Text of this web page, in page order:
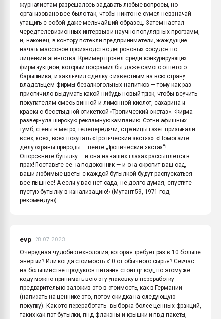
журналистам разрешалось задавать любые вопросы, но
организовано все было так, чтобы никто не сумел невзначай
утащить с собой даже мельчайший образец. Затем настал
черед телевизионных интервью и научно-популярных программ,
и, наконец, в контору потекли предприниматели, жаждущие
начать массовое производство дегроновых сосудов по
лицензии агентства. Креймер провел среди конкурирующих
фирм аукцион, который посрамил бы даже самого отпетого
барышника, и заключил сделку с известным на всю страну
владельцем фирмы безалкогольных напитков — тому как раз
приспичило выдумать какой-нибудь новый трюк, чтобы всучить
покупателям смесь винной и лимонной кислот, сахарина и
краски с бесстыдной этикеткой «Тропический экстаз». Фирма
развернула широкую рекламную кампанию. Сотни афишных
тумб, стены в метро, телепередачи, страницы газет призывали
всех, всех, всех покупать «Тропический экстаз». «Помогайте
делу охраны природы — пейте „Тропический экстаз“!
Опорожните бутылку — и она на ваших глазах рассыплется в
прах! Поставьте ее на подоконник — и она окропит ваш сад,
ваши любимые цветы с каждой бутылкой будут распускаться
все пышнее! А если у вас нет сада, не долго думая, спустите
пустую бутылку в канализацию!» (Мутант-59, 1971 год,
рекомендую)
evp
28.07.2023
Очередная чудобиотехнология, которая требует раз в 10 больше
энергии? Или когда стоимость х10 от обычного сырья? Сейчас
на большинстве продуктов питания стоит qr код, по этому же
коду можно принимать всю эту упаковку в переработку
предварительно заложив это в стоимость, как в Германии
(написать на ценнике это, потом скидка на следующую
покупку). Как это переработать - выборка более ценных фракций,
таких как пэт бутылки, пнд флаконы и крышки и пвд пакеты,